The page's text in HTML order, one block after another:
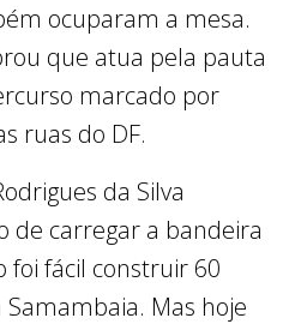
ocuparam a mesa.
que atua pela pauta
marcado por
ruas do DF.
da Silva
de carregar a bandeira
foi fácil construir 60
Mas hoje